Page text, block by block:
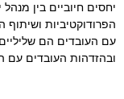
יחסים חיוביים בין
הפרודוקטיביות
עם העובדים הם
ובהזדהות העובדים עם